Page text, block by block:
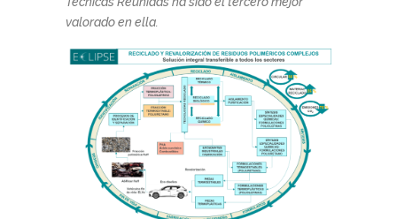
valorado en ella.